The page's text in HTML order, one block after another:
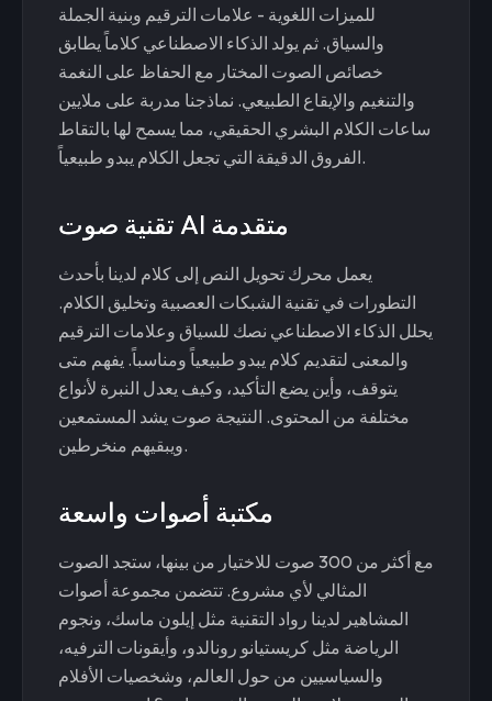
للميزات اللغوية - علامات الترقيم وبنية الجملة
والسياق. ثم يولد الذكاء الاصطناعي كلاماً يطابق
خصائص الصوت المختار مع الحفاظ على النغمة
والتنغيم والإيقاع الطبيعي. نماذجنا مدربة على ملايين
ساعات الكلام البشري الحقيقي، مما يسمح لها بالتقاط
الفروق الدقيقة التي تجعل الكلام يبدو طبيعياً.
تقنية صوت AI متقدمة
يعمل محرك تحويل النص إلى كلام لدينا بأحدث
التطورات في تقنية الشبكات العصبية وتخليق الكلام.
يحلل الذكاء الاصطناعي نصك للسياق وعلامات الترقيم
والمعنى لتقديم كلام يبدو طبيعياً ومناسباً. يفهم متى
يتوقف، وأين يضع التأكيد، وكيف يعدل النبرة لأنواع
مختلفة من المحتوى. النتيجة صوت يشد المستمعين
ويبقيهم منخرطين.
مكتبة أصوات واسعة
مع أكثر من 300 صوت للاختيار من بينها، ستجد الصوت
المثالي لأي مشروع. تتضمن مجموعة أصوات
المشاهير لدينا رواد التقنية مثل إيلون ماسك، ونجوم
الرياضة مثل كريستيانو رونالدو، وأيقونات الترفيه،
والسياسيين من حول العالم، وشخصيات الأفلام